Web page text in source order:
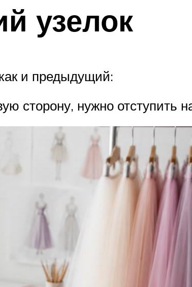
узелок
и предыдущий:
сторону, нужно отступить